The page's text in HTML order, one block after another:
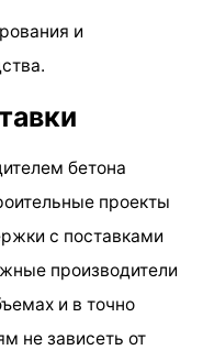
и
бетона
проекты
с поставками
производители
и в точно
не зависеть от